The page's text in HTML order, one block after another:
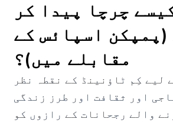
چرچا پیدا کر
(پمپکن اسپائس کے
مقابلے میں)؟
لیے کِم ٹاؤنینڈ کے نقطہ نظر
اور ثقافت اور طرز زندگی
والے رجحانات کے رازوں کو